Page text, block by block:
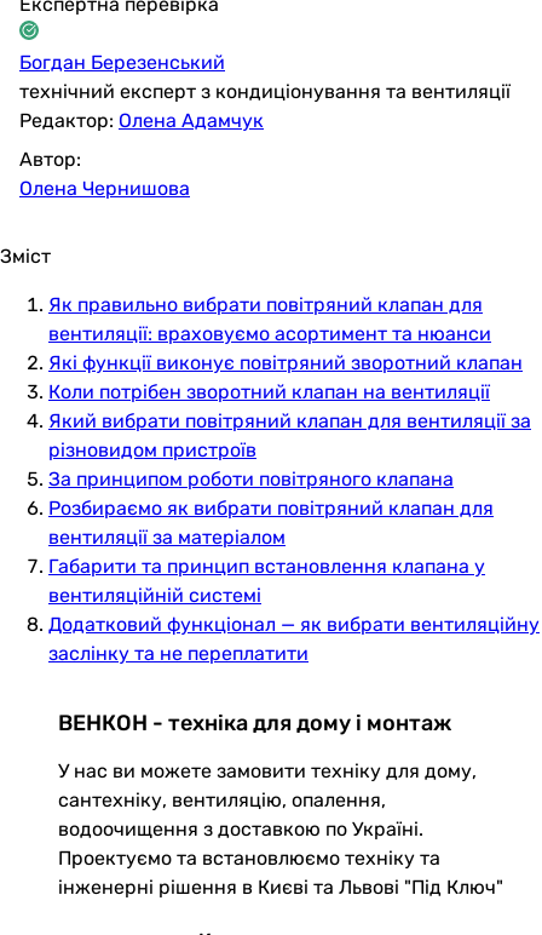
Богдан Березенський
технічний експерт з кондиціонування та вентиляції
Редактор: Олена Адамчук
Автор:
Олена Чернишова
Зміст
Як правильно вибрати повітряний клапан для
вентиляції: враховуємо асортимент та нюанси
Які функції виконує повітряний зворотний клапан
Коли потрібен зворотний клапан на вентиляції
Який вибрати повітряний клапан для вентиляції за
різновидом пристроїв
За принципом роботи повітряного клапана
Розбираємо як вибрати повітряний клапан для
вентиляції за матеріалом
Габарити та принцип встановлення клапана у
вентиляційній системі
Додатковий функціонал — як вибрати вентиляційну
заслінку та не переплатити
ВЕНКОН - техніка для дому і монтаж
У нас ви можете замовити техніку для дому,
сантехніку, вентиляцію, опалення,
водоочищення з доставкою по Україні.
Проектуємо та встановлюємо техніку та
інженерні рішення в Києві та Львові "Під Ключ"